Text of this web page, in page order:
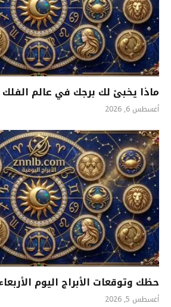
ماذا يخبئ لك برجك في عالم الفلك
أغسطس 6, 2026
حظك وتوقعات الأبراج اليوم الأربعاء 5 آب
أغسطس 5, 2026